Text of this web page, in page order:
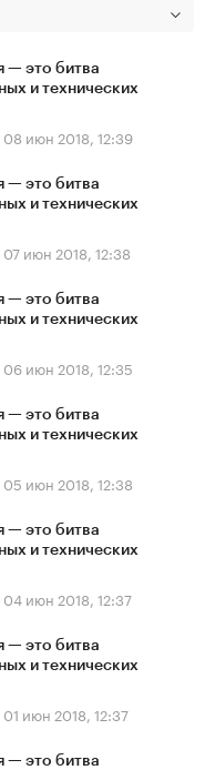
— это битва
и технических
08 июн 2018, 12:39
— это битва
и технических
07 июн 2018, 12:38
— это битва
и технических
06 июн 2018, 12:35
— это битва
и технических
05 июн 2018, 12:38
— это битва
и технических
04 июн 2018, 12:37
— это битва
и технических
01 июн 2018, 12:37
— это битва